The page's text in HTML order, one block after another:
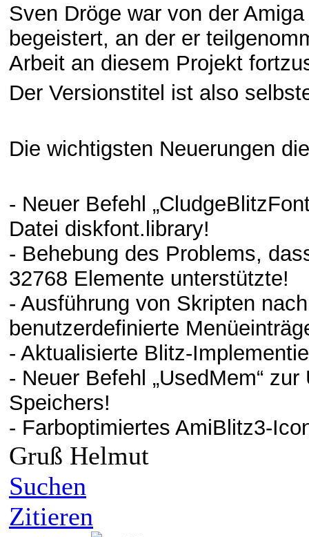
Sven Dröge war von der
begeistert, an der er
Arbeit an diesem Projekt
Der Versionstitel ist also
Die wichtigsten Neuerungen
- Neuer Befehl
Datei diskfont.library!
- Behebung des Problems,
32768 Elemente unterstützte!
- Ausführung von Skripten
benutzerdefinierte
- Aktualisierte Blitz-
- Neuer Befehl „UsedMem“
Speichers!
- Farboptimiertes AmiBlitz3-
Gruß Helmut
Suchen
Zitieren